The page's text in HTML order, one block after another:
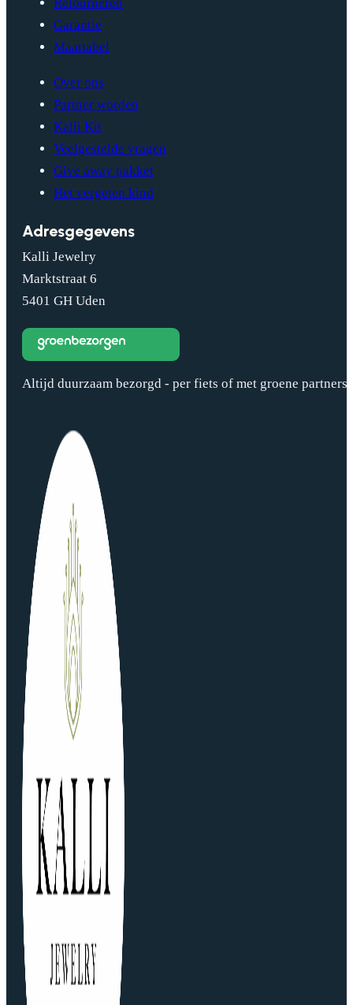
Retourneren
Garantie
Maattabel
Over ons
Partner worden
Kalli Kit
Veelgestelde vragen
Give away pakket
Het vergeten kind
Adresgegevens
Kalli Jewelry
Marktstraat 6
5401 GH Uden
Altijd duurzaam bezorgd - per fiets of met groene partners